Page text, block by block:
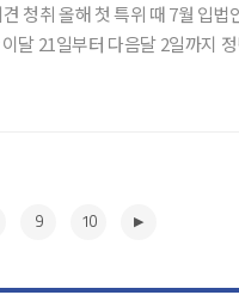
청취 올해 첫 특위 때 7월 입법
부터 다음달 2일까지 정년연장 입
9 10